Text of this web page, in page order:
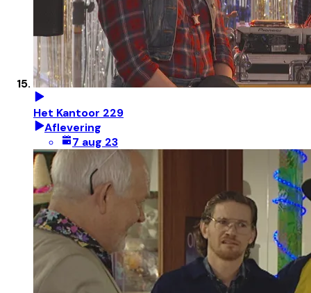
Het Kantoor 229
Aflevering
7 aug 23